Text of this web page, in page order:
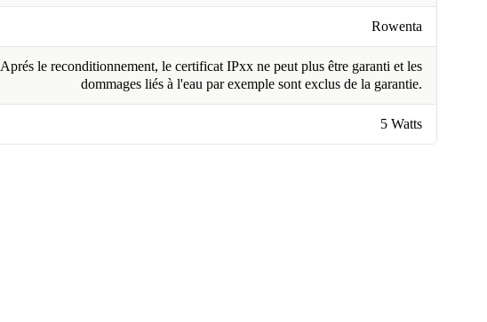
Rowenta
Aprés le reconditionnement, le certificat IPxx ne peut plus être garanti et les
dommages liés à l'eau par exemple sont exclus de la garantie.
5 Watts